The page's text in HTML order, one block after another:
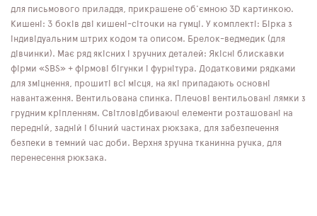
для письмового приладдя, прикрашене об'ємною 3D картинкою.
Кишені: З боків дві кишені-сіточки на гумці. У комплекті: Бірка з
індивідуальним штрих кодом та описом. Брелок-ведмедик (для
дівчинки). Має ряд якісних і зручних деталей: Якісні блискавки
фірми «SBS» + фірмові бігунки і фурнітура. Додатковими рядками
для зміцнення, прошиті всі місця, на які припадають основні
навантаження. Вентильована спинка. Плечові вентильовані лямки з
грудним кріпленням. Світловідбиваючі елементи розташовані на
передній, задній і бічний частинах рюкзака, для забезпечення
безпеки в темний час доби. Верхня зручна тканинна ручка, для
перенесення рюкзака.